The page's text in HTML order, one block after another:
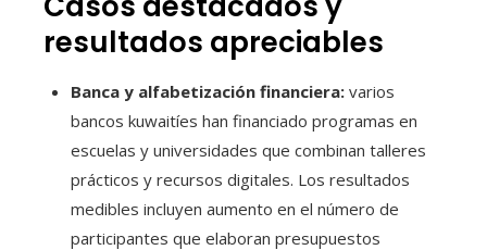
resultados apreciables
Banca y alfabetización financiera: varios
bancos kuwaitíes han financiado programas en
escuelas y universidades que combinan talleres
prácticos y recursos digitales. Los resultados
medibles incluyen aumento en el número de
participantes que elaboran presupuestos